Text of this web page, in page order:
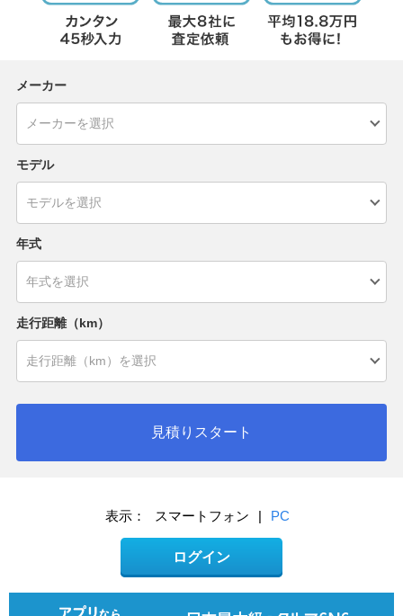
メーカー
モデル
年式
走行距離（km）
見積りスタート
表示： スマートフォン | PC
ログイン